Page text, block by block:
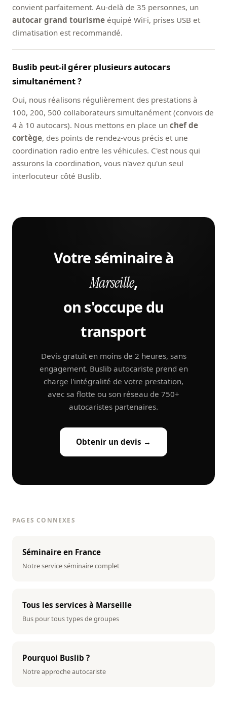
convient parfaitement. Au-delà de 35 personnes, un
autocar grand tourisme équipé WiFi, prises USB et
climatisation est recommandé.
Buslib peut-il gérer plusieurs autocars
simultanément ?
Oui, nous réalisons régulièrement des prestations à
100, 200, 500 collaborateurs simultanément (convois de
4 à 10 autocars). Nous mettons en place un chef de
cortège, des points de rendez-vous précis et une
coordination radio entre les véhicules. C'est nous qui
assurons la coordination, vous n'avez qu'un seul
interlocuteur côté Buslib.
Votre séminaire à
Marseille,
on s'occupe du
transport
Devis gratuit en moins de 2 heures, sans
engagement. Buslib autocariste prend en
charge l'intégralité de votre prestation,
avec sa flotte ou son réseau de 750+
autocaristes partenaires.
Obtenir un devis →
PAGES CONNEXES
Séminaire en France
Notre service séminaire complet
Tous les services à Marseille
Bus pour tous types de groupes
Pourquoi Buslib ?
Notre approche autocariste